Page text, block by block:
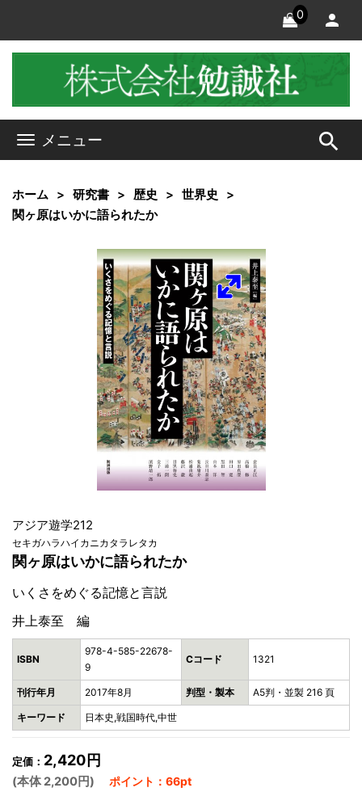
0
メニュー search
ホーム 研究書 歴史
世界史
関ヶ原はいかに語られたか
アジア遊学212
セキガハラハイカニカタラレタカ
関ヶ原はいかに語られたか
いくさをめぐる記憶と言説
井上泰至 編
ISBN
978-4-585-22678-
9
Cコード 1321
刊行年月 2017年8月 判型・製本 A5判・並製 216 頁
キーワード 日本史,戦国時代,中世
定価： 2,420円
(本体 2,200円) ポイント：66pt